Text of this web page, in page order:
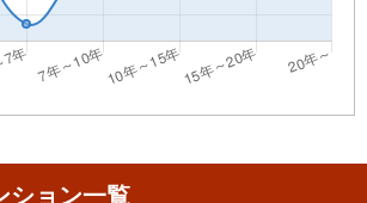
ション一覧